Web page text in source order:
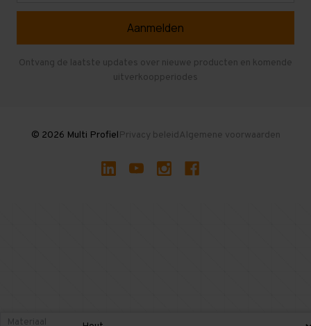
Gebruikte entresolvloeren
Ontvang de laatste updates over nieuwe producten en komende
uitverkoopperiodes
© 2026 Multi ProfielPrivacy beleidAlgemene voorwaarden
Materiaal